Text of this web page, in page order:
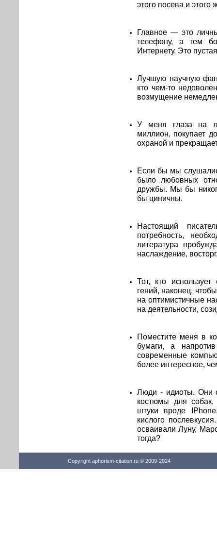
этого посева и этого
Главное — это
телефону, а тем
Интернету. Это
Лучшую научную
кто чем-то
возмущение
У меня глаза на
миллион, покупает
охраной и
Если бы мы
было любовных
дружбы. Мы бы
бы циничны.
Настоящий
потребность,
литература
наслаждение,
Тот, кто
гений, наконец,
на оптимистичные
на деятельности,
Поместите меня в
бумаги, а
современные
более интересное,
Люди - идиоты. Они
костюмы для
штуки вроде
кислого
осваивали Луну,
тогда?
Copyright aphorism-citation.ru © 2009-2024